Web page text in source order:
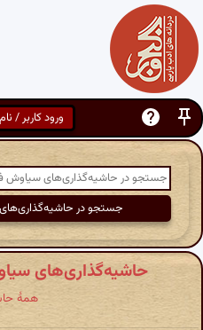
ورود کاربر /
حاشیه‌گذاری‌های
همهٔ